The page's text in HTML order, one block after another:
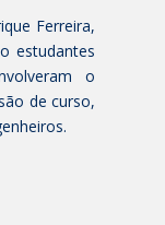
Ferreira,
estudantes
o
de curso,